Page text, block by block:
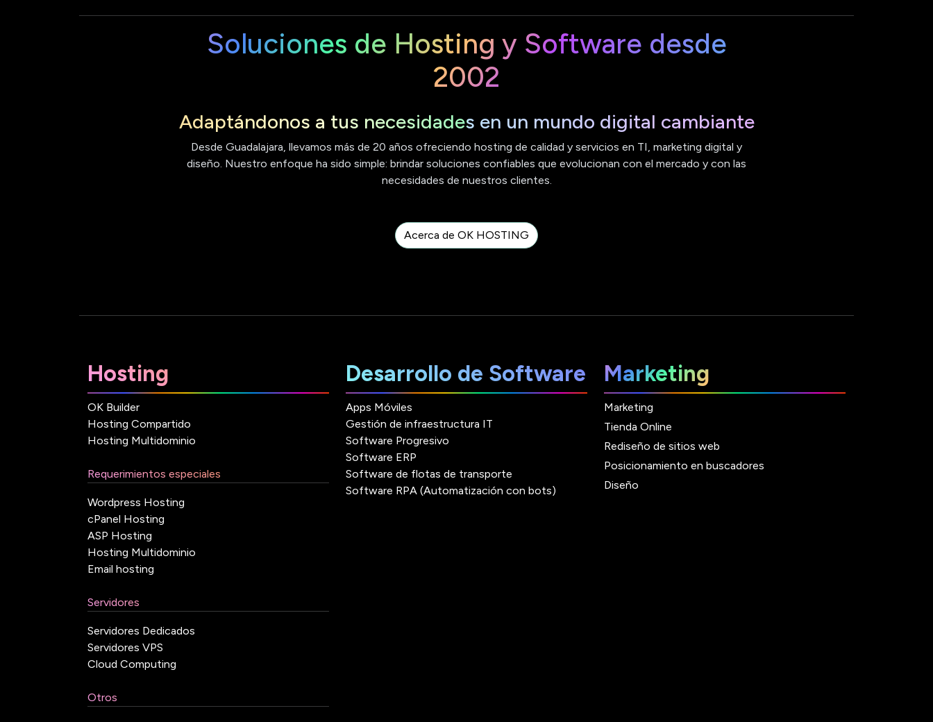
Soluciones de Hosting y Software desde
2002
Adaptándonos a tus necesidades en un mundo digital cambiante
Desde Guadalajara, llevamos más de 20 años ofreciendo hosting de calidad y servicios en TI, marketing digital y
diseño. Nuestro enfoque ha sido simple: brindar soluciones confiables que evolucionan con el mercado y con las
necesidades de nuestros clientes.
Acerca de OK HOSTING
Hosting
OK Builder
Hosting Compartido
Hosting Multidominio
Requerimientos especiales
Wordpress Hosting
cPanel Hosting
ASP Hosting
Hosting Multidominio
Email hosting
Servidores
Servidores Dedicados
Servidores VPS
Cloud Computing
Otros
Desarrollo de Software
Apps Móviles
Gestión de infraestructura IT
Software Progresivo
Software ERP
Software de flotas de transporte
Software RPA (Automatización con bots)
Marketing
Marketing
Tienda Online
Rediseño de sitios web
Posicionamiento en buscadores
Diseño